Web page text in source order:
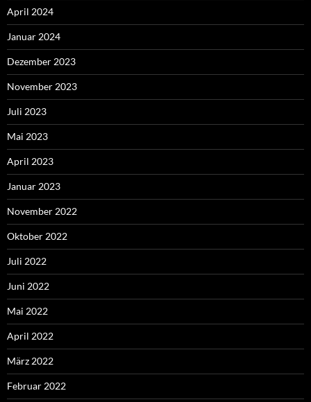
April 2024
Januar 2024
Dezember 2023
November 2023
Juli 2023
Mai 2023
April 2023
Januar 2023
November 2022
Oktober 2022
Juli 2022
Juni 2022
Mai 2022
April 2022
März 2022
Februar 2022